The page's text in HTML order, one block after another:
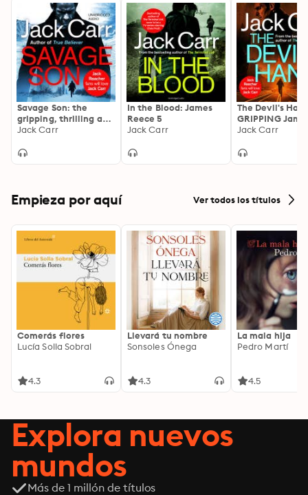
Savage Son: the
gripping, thrilling and
adventurous novel in
series
Jack Carr
In the Blood: James
Reece 5
Jack Carr
The Devil's
GRIPPING
Reece thriller
Jack Carr
Empieza por aquí Ver todos los títulos
Comerás flores
Lucía Solla Sobral
4.3
Llevará tu nombre
Sonsoles Ónega
4.3
La mala hija
Pedro Martí
4.5
Explora nuevos
mundos
Más de 1 millón de títulos